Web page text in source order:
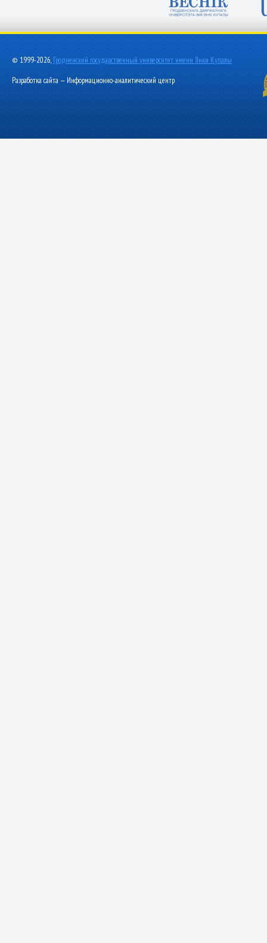
© 1999-2026, Гродненский государственный университет имени Янки Купалы
Разработка сайта — Информационно-аналитический центр